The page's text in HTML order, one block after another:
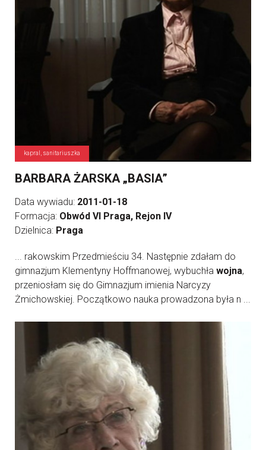
kapral, sanitariuszka
BARBARA ŻARSKA „BASIA”
Data wywiadu: 2011-01-18
Formacja: Obwód VI Praga, Rejon IV
Dzielnica: Praga
... rakowskim Przedmieściu 34. Następnie zdałam do
gimnazjum Klementyny Hoffmanowej, wybuchła wojna,
przeniosłam się do Gimnazjum imienia Narcyzy
Żmichowskiej. Początkowo nauka prowadzona była n ...